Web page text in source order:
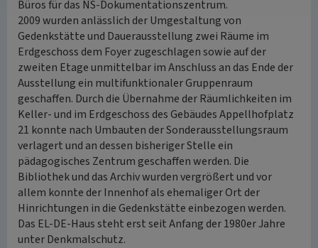
Büros für das NS-Dokumentationszentrum.
2009 wurden anlässlich der Umgestaltung von
Gedenkstätte und Dauerausstellung zwei Räume im
Erdgeschoss dem Foyer zugeschlagen sowie auf der
zweiten Etage unmittelbar im Anschluss an das Ende der
Ausstellung ein multifunktionaler Gruppenraum
geschaffen. Durch die Übernahme der Räumlichkeiten im
Keller- und im Erdgeschoss des Gebäudes Appellhofplatz
21 konnte nach Umbauten der Sonderausstellungsraum
verlagert und an dessen bisheriger Stelle ein
pädagogisches Zentrum geschaffen werden. Die
Bibliothek und das Archiv wurden vergrößert und vor
allem konnte der Innenhof als ehemaliger Ort der
Hinrichtungen in die Gedenkstätte einbezogen werden.
Das EL-DE-Haus steht erst seit Anfang der 1980er Jahre
unter Denkmalschutz.